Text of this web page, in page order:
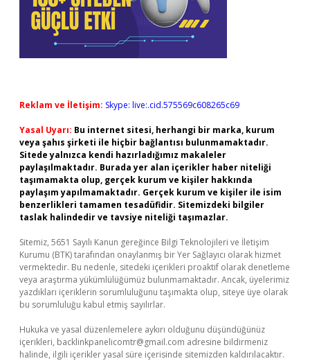
Reklam ve İletişim: Skype: live:.cid.575569c608265c69
Yasal Uyarı: Bu internet sitesi, herhangi bir marka, kurum
veya şahıs şirketi ile hiçbir bağlantısı bulunmamaktadır.
Sitede yalnızca kendi hazırladığımız makaleler
paylaşılmaktadır. Burada yer alan içerikler haber niteliği
taşımamakta olup, gerçek kurum ve kişiler hakkında
paylaşım yapılmamaktadır. Gerçek kurum ve kişiler ile isim
benzerlikleri tamamen tesadüfidir. Sitemizdeki bilgiler
taslak halindedir ve tavsiye niteliği taşımazlar.
Sitemiz, 5651 Sayılı Kanun gereğince Bilgi Teknolojileri ve İletişim
Kurumu (BTK) tarafından onaylanmış bir Yer Sağlayıcı olarak hizmet
vermektedir. Bu nedenle, sitedeki içerikleri proaktif olarak denetleme
veya araştırma yükümlülüğümüz bulunmamaktadır. Ancak, üyelerimiz
yazdıkları içeriklerin sorumluluğunu taşımakta olup, siteye üye olarak
bu sorumluluğu kabul etmiş sayılırlar.
Hukuka ve yasal düzenlemelere aykırı olduğunu düşündüğünüz
içerikleri, backlinkpanelicomtr@gmail.com adresine bildirmeniz
halinde, ilgili içerikler yasal süre içerisinde sitemizden kaldırılacaktır.